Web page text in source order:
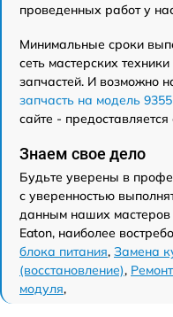
проведенных работ у
Минимальные сроки
сеть мастерских
запчастей. И возможно
запчасть на модель
сайте -
Знаем свое дело
Будьте уверены в
с уверенностью
данным наших мастеров
Eaton, наиболее
блока питания, Замена
(восстановление),
модуля,